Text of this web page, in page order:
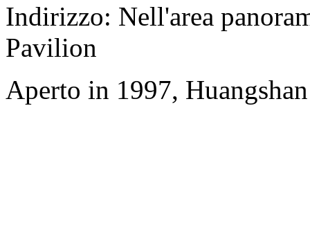
Indirizzo: Nell'area
Pavilion
Aperto in 1997,